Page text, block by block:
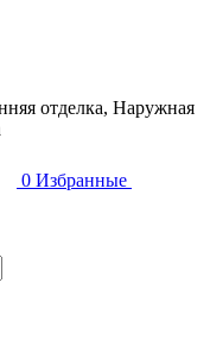
отделка, Наружная
0 Избранные